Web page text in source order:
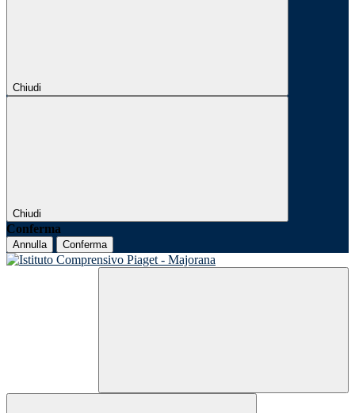
Chiudi
Chiudi
Conferma
Annulla Conferma